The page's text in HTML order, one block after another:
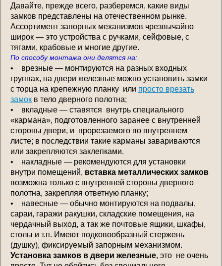
Давайте, прежде всего, разберемся, какие виды
замков представлены на отечественном рынке.
Ассортимент запорных механизмов чрезвычайно
широк — это устройства с ручками, сейфовые, с
тягами, крабовые и многие другие.
По способу монтажа они делятся на:
• врезные — монтируются на разных входных
группах, на двери железные можно установить замки
с торца на крепежную планку или просто врезать
замок в тело дверного полотна;
• вкладные — ставятся внутрь специального
«кармана», подготовленного заранее с внутренней
стороны двери, и прорезаемого во внутреннем
листе; в последствии такие карманы завариваются
или закрепляются заклепками.
• накладные — рекомендуются для установки
внутри помещений, вставка металлических замков
возможна только с внутренней стороны дверного
полотна, закрепляя ответную планку;
• навесные — обычно монтируются на подвалы,
сараи, гаражи ракушки, складские помещения, на
чердачный выход, а так же почтовые ящики, шкафы,
столы и т.п. Имеют подковообразный стержень
(душку), фиксируемый запорным механизмом.
Установка замков в двери железные, это не очень